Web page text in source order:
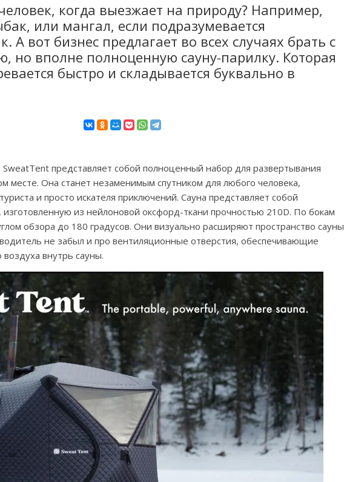
когда выезжает на природу? Например,
или мангал, если подразумевается
А вот бизнес предлагает во всех случаях брать с
но вполне полноценную сауну-парилку. Которая
быстро и складывается буквально в
SweatTent представляет собой полноценный набор для развертывания
месте. Она станет незаменимым спутником для любого человека,
и просто искателя приключений. Сауна представляет собой
изготовленную из нейлоновой оксфорд-ткани прочностью 210D. По бокам
обзора до 180 градусов. Они визуально расширяют пространство сауны
не забыл и про вентиляционные отверстия, обеспечивающие
внутрь сауны.